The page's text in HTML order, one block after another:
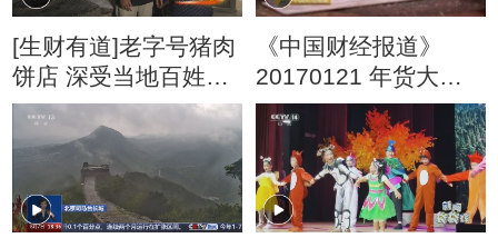
[生财有道]老字号猪肉
饼店 深受当地百姓喜
爱
《中国财经报道》
20170121 年货大赢
家：文化年货的春天